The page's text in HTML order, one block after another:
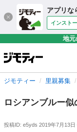
アプリな
インスト
地元
ジモティー 里親募集
ロシアンブルー
投稿ID: e5yds 2019年7月13日